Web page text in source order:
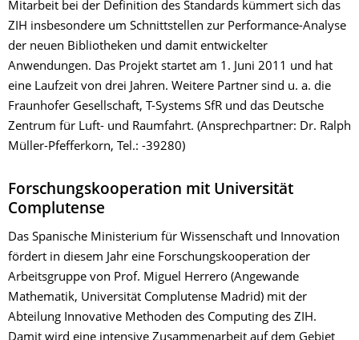
Mitarbeit bei der Definition des Standards kümmert sich das
ZIH insbesondere um Schnittstellen zur Performance-Analyse
der neuen Bibliotheken und damit entwickelter
Anwendungen. Das Projekt startet am 1. Juni 2011 und hat
eine Laufzeit von drei Jahren. Weitere Partner sind u. a. die
Fraunhofer Gesellschaft, T-Systems SfR und das Deutsche
Zentrum für Luft- und Raumfahrt. (Ansprechpartner: Dr. Ralph
Müller-Pfefferkorn, Tel.: -39280)
Forschungskooperation mit Universität
Complutense
Das Spanische Ministerium für Wissenschaft und Innovation
fördert in diesem Jahr eine Forschungskooperation der
Arbeitsgruppe von Prof. Miguel Herrero (Angewande
Mathematik, Universität Complutense Madrid) mit der
Abteilung Innovative Methoden des Computing des ZIH.